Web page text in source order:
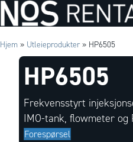
Hjem » Utleieprodukter » HP6505
HP6505
Frekvensstyrt
IMO-tank, flowmeter og
Forespørsel